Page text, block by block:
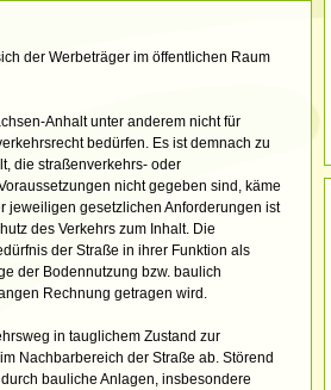
der Werbeträger im öffentlichen Raum
Anhalt unter anderem nicht für
bedürfen. Es ist demnach zu
die straßenverkehrs- oder
nicht gegeben sind, käme
jeweiligen gesetzlichen Anforderungen ist
des Verkehrs zum Inhalt. Die
der Straße in ihrer Funktion als
der Bodennutzung bzw. baulich
Rechnung getragen wird.
in tauglichem Zustand zur
Nachbarbereich der Straße ab. Störend
bauliche Anlagen, insbesondere